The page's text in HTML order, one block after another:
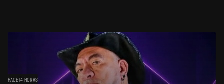
HACE 14 HORAS